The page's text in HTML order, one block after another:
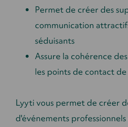
Permet de créer des
communication
séduisants
Assure la cohérence
les points de contact de
Lyyti vous permet de créer
d'événements